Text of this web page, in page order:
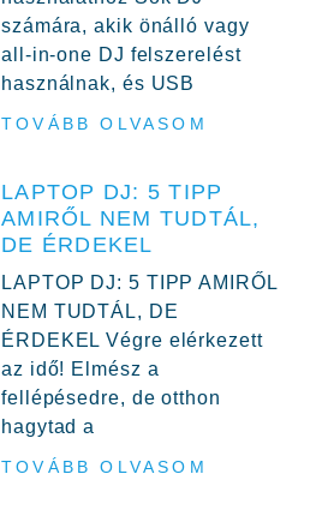
számára, akik önálló vagy
all-in-one DJ felszerelést
használnak, és USB
TOVÁBB OLVASOM
LAPTOP DJ: 5 TIPP
AMIRŐL NEM TUDTÁL,
DE ÉRDEKEL
LAPTOP DJ: 5 TIPP AMIRŐL
NEM TUDTÁL, DE
ÉRDEKEL Végre elérkezett
az idő! Elmész a
fellépésedre, de otthon
hagytad a
TOVÁBB OLVASOM